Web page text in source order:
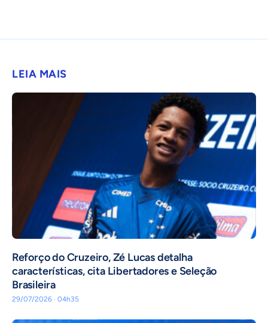
LEIA MAIS
⁠Reforço do Cruzeiro, Zé Lucas detalha
características, cita Libertadores e Seleção
Brasileira
29/07/2026 · 04h35